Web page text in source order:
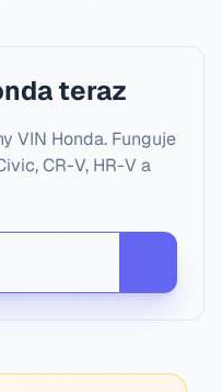
teraz
VIN Honda. Funguje
CR-V, HR-V a